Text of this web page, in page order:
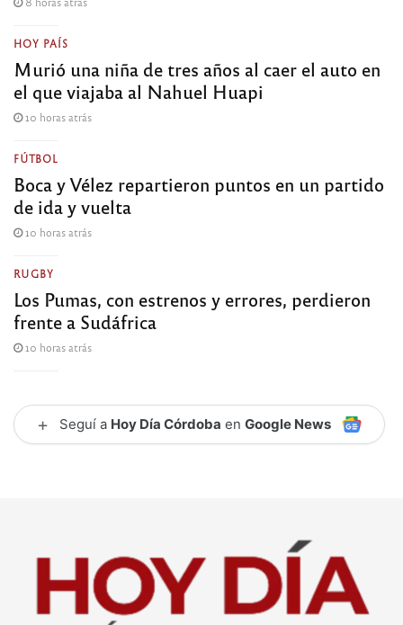
HOY PAÍS
Murió una niña de tres años al caer el auto en
el que viajaba al Nahuel Huapi
10 horas atrás
FÚTBOL
Boca y Vélez repartieron puntos en un partido
de ida y vuelta
10 horas atrás
RUGBY
Los Pumas, con estrenos y errores, perdieron
frente a Sudáfrica
10 horas atrás
+ Seguí a Hoy Día Córdoba en Google News